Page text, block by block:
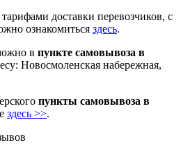
доставки перевозчиков, с
ознакомиться здесь.
в пункте самовывоза в
Новосмоленская набережная,
пункты самовывоза в
здесь >>.